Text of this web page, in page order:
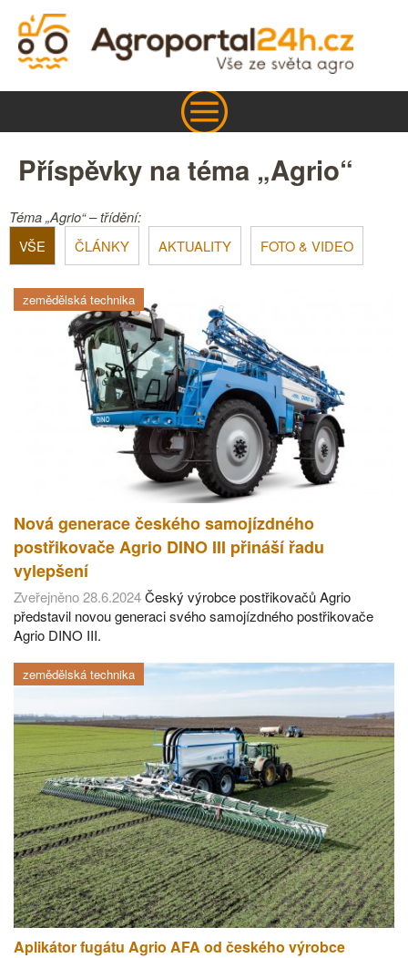
Příspěvky na téma „Agrio“
Téma „Agrio“ – třídění:
VŠE
ČLÁNKY AKTUALITY FOTO & VIDEO
zemědělská technika
Nová generace českého samojízdného
postřikovače Agrio DINO III přináší řadu
vylepšení
Zveřejněno 28.6.2024Český výrobce postřikovačů Agrio
představil novou generaci svého samojízdného postřikovače
Agrio DINO III.
zemědělská technika
Aplikátor fugátu Agrio AFA od českého výrobce